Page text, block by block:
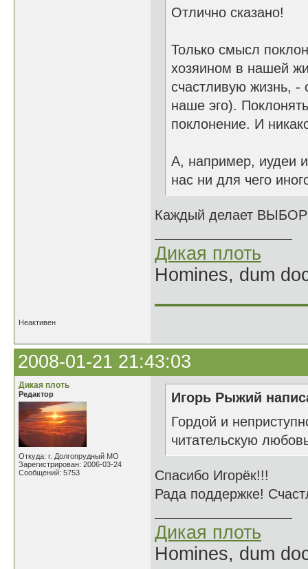
Отлично сказано!
Только смысл
хозяином в нашей
счастливую жизнь,
наше эго).
поклонение. И
А, например, иудеи
нас ни для чего
Каждый делает ВЫБОР
Дикая плоть
Homines, dum
Неактивен
2008-01-21 21:43:03
Дикая плоть
Редактор
Откуда: г. Долгопрудный МО
Зарегистрирован: 2006-03-24
Сообщений: 5753
Игорь Рыжий
Гордой и
читательскую
Спасибо Игорёк!!!
Рада поддержке!
Дикая плоть
Homines, dum